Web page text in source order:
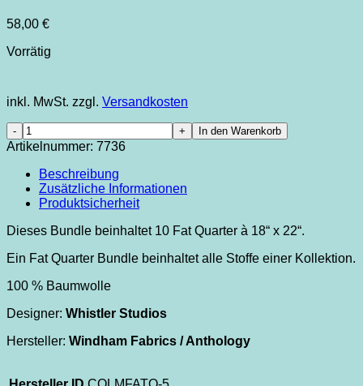
58,00 €
Vorrätig
inkl. MwSt. zzgl. Versandkosten
Color
Me
Spring
Break
Quarter
Menge
In den Warenkorb
Artikelnummer: 7736
Beschreibung
Zusätzliche Informationen
Produktsicherheit
Dieses Bundle beinhaltet 10 Fat Quarter à 18“ x 22“.
Ein Fat Quarter Bundle beinhaltet alle Stoffe einer Kollektion.
100 % Baumwolle
Designer: Whistler Studios
Hersteller: Windham Fabrics / Anthology